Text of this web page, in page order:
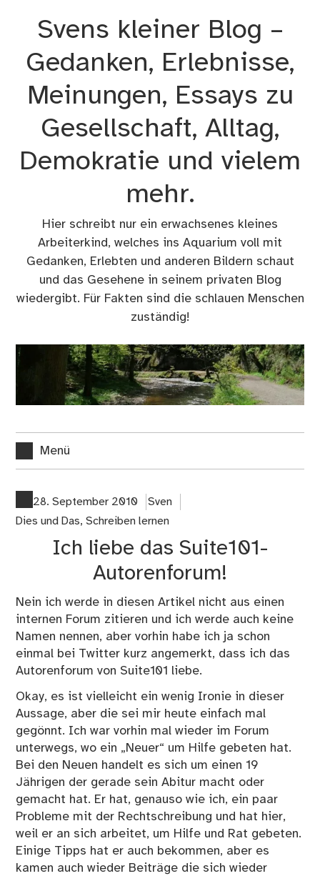
Svens kleiner Blog –
Gedanken, Erlebnisse,
Meinungen, Essays zu
Gesellschaft, Alltag,
Demokratie und vielem
mehr.
Hier schreibt nur ein erwachsenes kleines
Arbeiterkind, welches ins Aquarium voll mit
Gedanken, Erlebten und anderen Bildern schaut
und das Gesehene in seinem privaten Blog
wiedergibt. Für Fakten sind die schlauen Menschen
zuständig!
Menü
28. September 2010
Sven
Dies und Das,Schreiben lernen
Ich liebe das Suite101-
Autorenforum!
Nein ich werde in diesen Artikel nicht aus einen
internen Forum zitieren und ich werde auch keine
Namen nennen, aber vorhin habe ich ja schon
einmal bei Twitter kurz angemerkt, dass ich das
Autorenforum von Suite101 liebe.
Okay, es ist vielleicht ein wenig Ironie in dieser
Aussage, aber die sei mir heute einfach mal
gegönnt. Ich war vorhin mal wieder im Forum
unterwegs, wo ein „Neuer“ um Hilfe gebeten hat.
Bei den Neuen handelt es sich um einen 19
Jährigen der gerade sein Abitur macht oder
gemacht hat. Er hat, genauso wie ich, ein paar
Probleme mit der Rechtschreibung und hat hier,
weil er an sich arbeitet, um Hilfe und Rat gebeten.
Einige Tipps hat er auch bekommen, aber es
kamen auch wieder Beiträge die sich wieder